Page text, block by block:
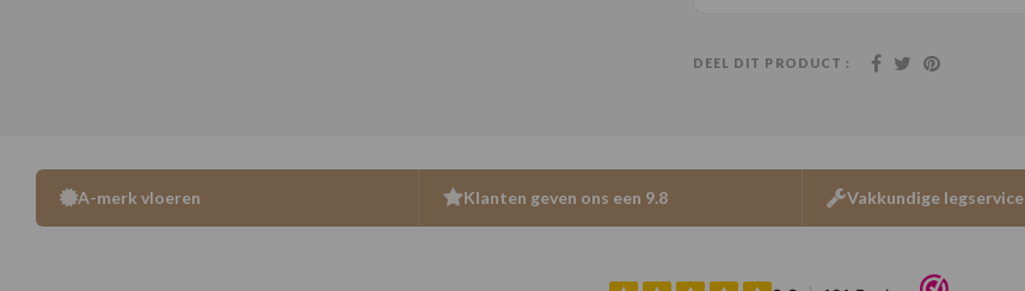
DEEL DIT PRODUCT :
A-merk vloeren Klanten geven ons een 9.8 Vakkundige legservice